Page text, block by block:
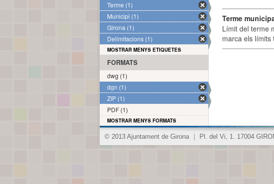
Terme
Límit del terme
marca els límits
Terme (1)
Municipi (1)
Girona (1)
Delimitacions (1)
MOSTRAR MENYS ETIQUETES
FORMATS
dwg (1)
dgn (1)
ZIP (1)
PDF (1)
MOSTRAR MENYS FORMATS
© 2013 Ajuntament de Girona Pl. del Vi, 1. 17004